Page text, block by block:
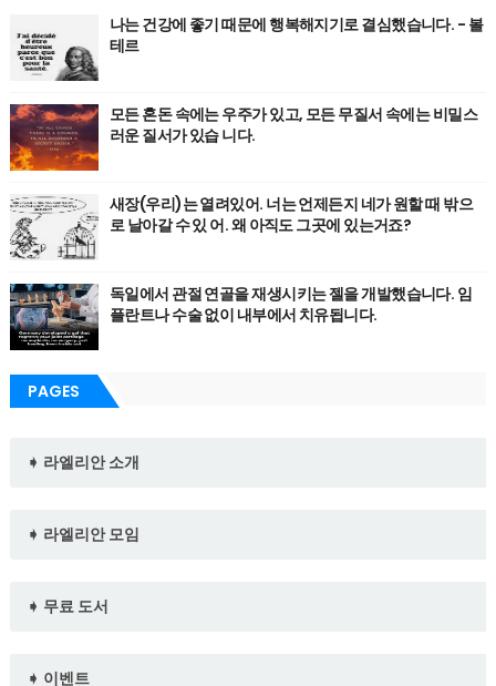
나는 건강에 좋기 때문에 행복해지기로 결심했습니다. - 볼
테르
모든 혼돈 속에는 우주가 있고, 모든 무질서 속에는 비밀스
러운 질서가 있습 니다.
새장(우리)는 열려있어. 너는 언제든지 네가 원할 때 밖으
로 날아갈 수 있 어. 왜 아직도 그곳에 있는거죠?
독일에서 관절 연골을 재생시키는 젤을 개발했습니다. 임
플란트나 수술 없이 내부에서 치유됩니다.
PAGES
➧ 라엘리안 소개
➧ 라엘리안 모임
➧ 무료 도서
➧ 이벤트